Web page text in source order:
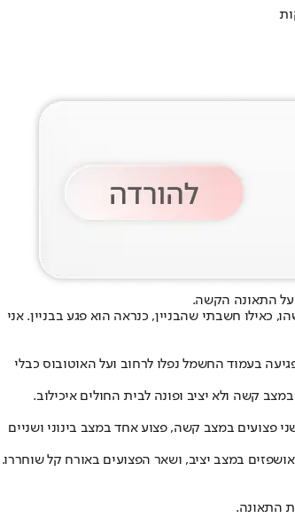
על התאונה הקשה.
חשבתי שהבניין, כנראה הוא פגע בבניין. אני
בעמוד החשמל נפלו לרחוב ועל האוטובוס כבלי
החולים איכילוב. בנוסף פונו לאיכילוב שני פצועים במצב קשה, פצוע אחד במצב בינוני ושניים
במצב יציב, ושאר הפצועים באורח קל שוחררו.